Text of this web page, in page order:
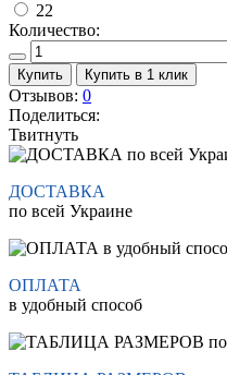
22
Количество:
Купить Купить в 1 клик
Отзывов: 0
Поделиться:
Твитнуть
ДОСТАВКА
по всей Украине
ОПЛАТА
в удобный способ